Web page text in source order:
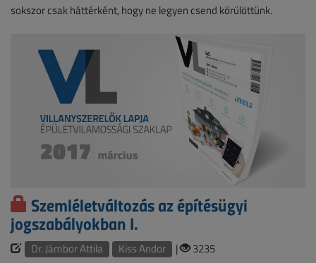
sokszor csak háttérként, hogy ne legyen csend körülöttünk.
Szemléletváltozás az építésügyi
jogszabályokban I.
Dr. Jámbor Attila Kiss Andor | 3235